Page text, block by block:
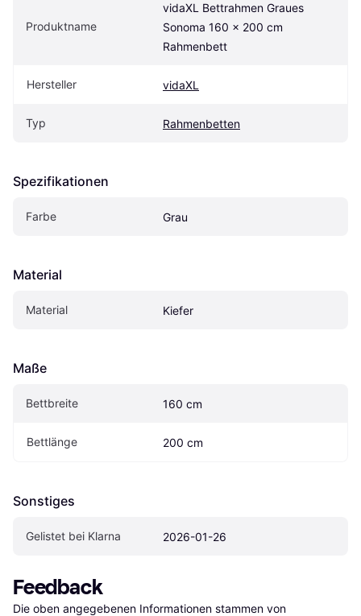
Produktname
vidaXL Bettrahmen Graues
Sonoma 160 x 200 cm
Rahmenbett
Hersteller vidaXL
Typ Rahmenbetten
Spezifikationen
Farbe Grau
Material
Material Kiefer
Maße
Bettbreite 160 cm
Bettlänge 200 cm
Sonstiges
Gelistet bei Klarna 2026-01-26
Feedback
Die oben angegebenen Informationen stammen von